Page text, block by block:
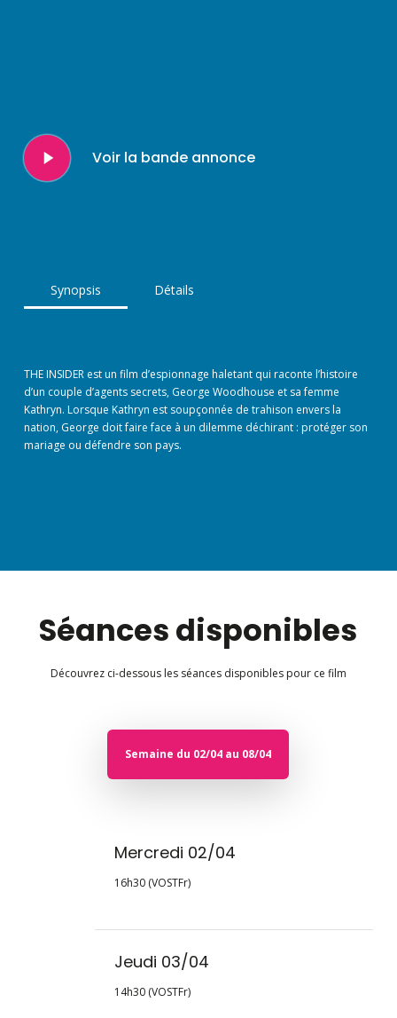
Play
Video
Voir la bande annonce
Synopsis Détails
THE INSIDER est un film d’espionnage haletant qui raconte l’histoire
d’un couple d’agents secrets, George Woodhouse et sa femme
Kathryn. Lorsque Kathryn est soupçonnée de trahison envers la
nation, George doit faire face à un dilemme déchirant : protéger son
mariage ou défendre son pays.
Séances disponibles
Découvrez ci-dessous les séances disponibles pour ce film
Semaine du 02/04 au 08/04
Mercredi 02/04
16h30 (VOSTFr)
Jeudi 03/04
14h30 (VOSTFr)